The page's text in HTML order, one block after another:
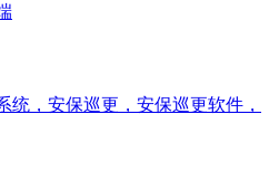
统，安保巡更，安保巡更软件，